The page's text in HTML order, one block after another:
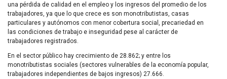
una pérdida de calidad en el empleo y los ingresos del promedio de los
trabajadores, ya que lo que crece es son monotributistas, casas
particulares y autónomos con menor cobertura social, precariedad en
las condiciones de trabajo e inseguridad pese al carácter de
trabajadores registrados.
En el sector público hay crecimiento de 28.862; y entre los
monotributistas sociales (sectores vulnerables de la economía popular,
trabajadores independientes de bajos ingresos) 27.666.